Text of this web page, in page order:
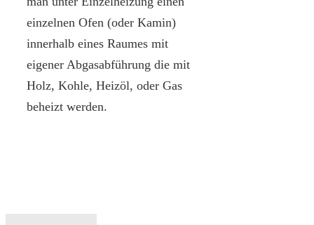
einzelnen Ofen (oder Kamin)
innerhalb eines Raumes mit
eigener Abgasabführung die mit
Holz, Kohle, Heizöl, oder Gas
beheizt werden.